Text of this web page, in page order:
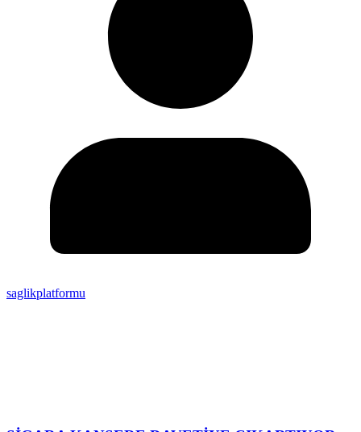
saglikplatformu